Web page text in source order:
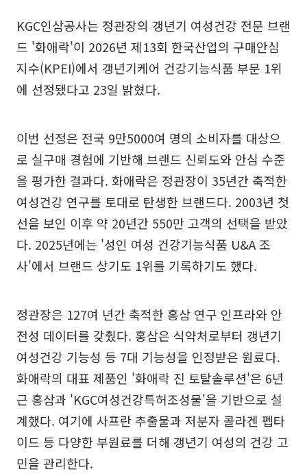
KGC인삼공사는 정관장의 갱년기 여성건강 전문 브랜
드 '화애락'이 2026년 제13회 한국산업의 구매안심
지수(KPEI)에서 갱년기케어 건강기능식품 부문 1위
에 선정됐다고 23일 밝혔다.
이번 선정은 전국 9만5000여 명의 소비자를 대상으
로 실구매 경험에 기반해 브랜드 신뢰도와 안심 수준
을 평가한 결과다. 화애락은 정관장이 35년간 축적한
여성건강 연구를 토대로 탄생한 브랜드다. 2003년 첫
선을 보인 이후 약 20년간 550만 고객의 선택을 받았
다. 2025년에는 '성인 여성 건강기능식품 U&A 조
사'에서 브랜드 상기도 1위를 기록하기도 했다.
정관장은 127여 년간 축적한 홍삼 연구 인프라와 안
전성 데이터를 갖췄다. 홍삼은 식약처로부터 갱년기
여성건강 기능성 등 7대 기능성을 인정받은 원료다.
화애락의 대표 제품인 '화애락 진 토탈솔루션'은 6년
근 홍삼과 'KGC여성건강특허조성물'을 기반으로 설
계했다. 여기에 사프란 추출물과 저분자 콜라겐 펩타
이드 등 다양한 부원료를 더해 갱년기 여성의 건강 고
민을 관리한다.